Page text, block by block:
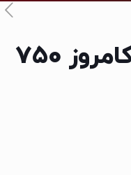
ترشی سیر مروارید کامروز 750